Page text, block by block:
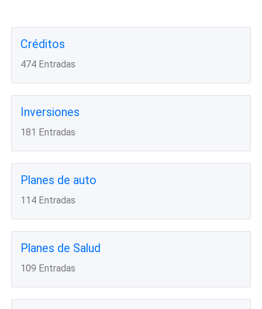
Créditos
474 Entradas
Inversiones
181 Entradas
Planes de auto
114 Entradas
Planes de Salud
109 Entradas